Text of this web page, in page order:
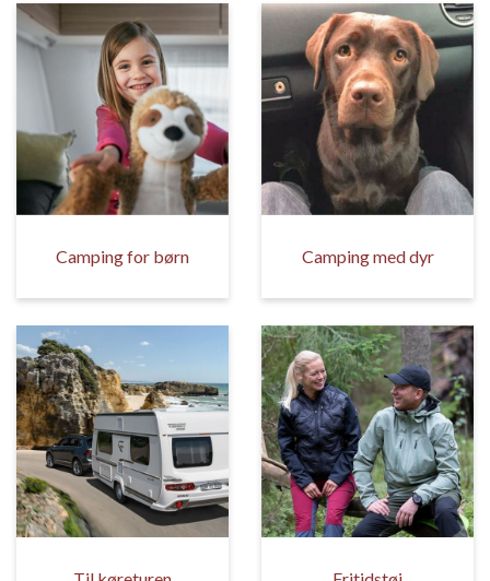
Camping for børn Camping med dyr